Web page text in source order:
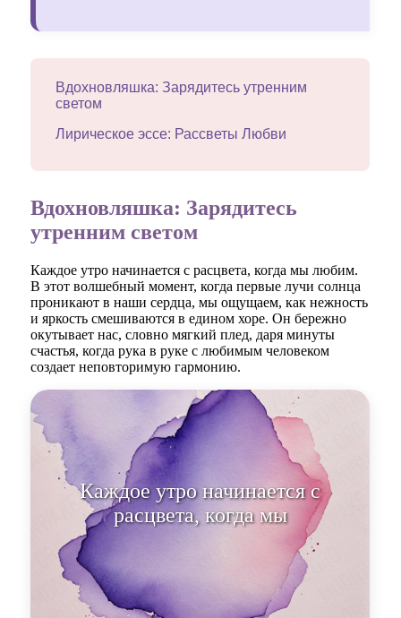
Вдохновляшка: Зарядитесь утренним
светом
Лирическое эссе: Рассветы Любви
Вдохновляшка: Зарядитесь
утренним светом
Каждое утро начинается с расцвета, когда мы любим.
В этот волшебный момент, когда первые лучи солнца
проникают в наши сердца, мы ощущаем, как нежность
и яркость смешиваются в едином хоре. Он бережно
окутывает нас, словно мягкий плед, даря минуты
счастья, когда рука в руке с любимым человеком
создает неповторимую гармонию.
Каждое утро начинается с
расцве